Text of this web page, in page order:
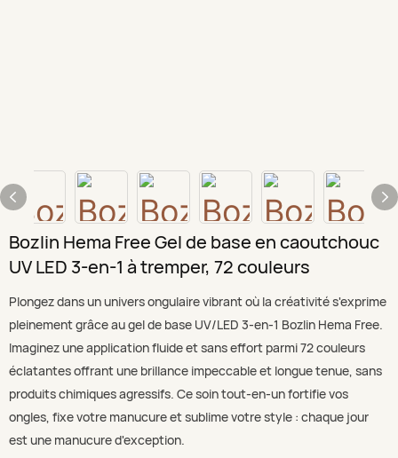
Bozlin Hema Free Gel de base en caoutchouc
UV LED 3-en-1 à tremper, 72 couleurs
Plongez dans un univers ongulaire vibrant où la créativité s'exprime
pleinement grâce au gel de base UV/LED 3-en-1 Bozlin Hema Free.
Imaginez une application fluide et sans effort parmi 72 couleurs
éclatantes offrant une brillance impeccable et longue tenue, sans
produits chimiques agressifs. Ce soin tout-en-un fortifie vos
ongles, fixe votre manucure et sublime votre style : chaque jour
est une manucure d'exception.